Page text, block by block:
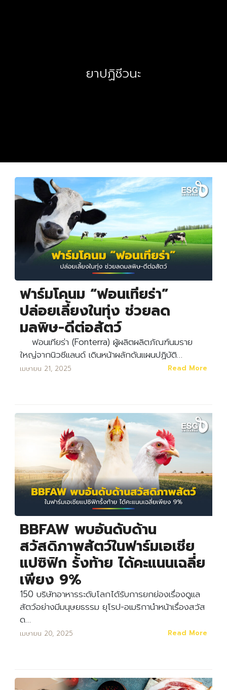
ยาปฏิชีวนะ
ฟาร์มโคนม “ฟอนเทียร่า”
ปล่อยเลี้ยงในทุ่ง ช่วยลด
มลพิษ-ดีต่อสัตว์
ฟอนเทียร่า (Fonterra) ผู้ผลิตผลิตภัณฑ์นมราย
ใหญ่จากนิวซีแลนด์ เดินหน้าผลักดันแผนปฏิบัติ…
เมษายน 21, 2025 Read More
BBFAW พบอันดับด้าน
สวัสดิภาพสัตว์ในฟาร์มเอเชีย
แปซิฟิก รั้งท้าย ได้คะแนนเฉลี่ย
เพียง 9%
150 บริษัทอาหารระดับโลกได้รับการยกย่องเรื่องดูแล
สัตว์อย่างมีมนุษยธรรม ยุโรป-อเมริกานำหน้าเรื่องสวัส
ด…
เมษายน 20, 2025 Read More